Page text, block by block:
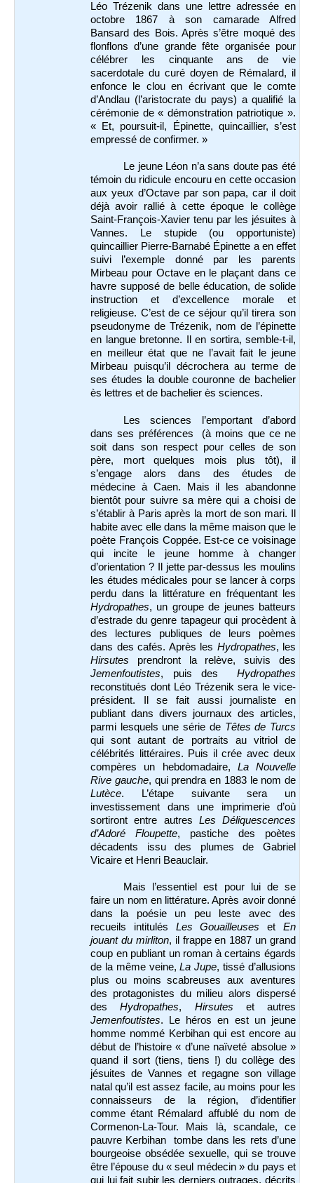
Léo Trézenik dans une lettre adressée en
octobre 1867 à son camarade Alfred
Bansard des Bois. Après s’être moqué des
flonflons d’une grande fête organisée pour
célébrer les cinquante ans de vie
sacerdotale du curé doyen de Rémalard, il
enfonce le clou en écrivant que le comte
d’Andlau (l’aristocrate du pays) a qualifié la
cérémonie de « démonstration patriotique ».
« Et, poursuit-il, Épinette, quincaillier, s’est
empressé de confirmer. »
Le jeune Léon n’a sans doute pas été
témoin du ridicule encouru en cette occasion
aux yeux d’Octave par son papa, car il doit
déjà avoir rallié à cette époque le collège
Saint-François-Xavier tenu par les jésuites à
Vannes. Le stupide (ou opportuniste)
quincaillier Pierre-Barnabé Épinette a en effet
suivi l’exemple donné par les parents
Mirbeau pour Octave en le plaçant dans ce
havre supposé de belle éducation, de solide
instruction et d’excellence morale et
religieuse. C’est de ce séjour qu’il tirera son
pseudonyme de Trézenik, nom de l’épinette
en langue bretonne. Il en sortira, semble-t-il,
en meilleur état que ne l’avait fait le jeune
Mirbeau puisqu’il décrochera au terme de
ses études la double couronne de bachelier
ès lettres et de bachelier ès sciences.
Les sciences l’emportant d’abord
dans ses préférences (à moins que ce ne
soit dans son respect pour celles de son
père, mort quelques mois plus tôt), il
s’engage alors dans des études de
médecine à Caen. Mais il les abandonne
bientôt pour suivre sa mère qui a choisi de
s’établir à Paris après la mort de son mari. Il
habite avec elle dans la même maison que le
poète François Coppée. Est-ce ce voisinage
qui incite le jeune homme à changer
d’orientation ? Il jette par-dessus les moulins
les études médicales pour se lancer à corps
perdu dans la littérature en fréquentant les
Hydropathes, un groupe de jeunes batteurs
d’estrade du genre tapageur qui procèdent à
des lectures publiques de leurs poèmes
dans des cafés. Après les Hydropathes, les
Hirsutes prendront la relève, suivis des
Jemenfoutistes, puis des Hydropathes
reconstitués dont Léo Trézenik sera le vice-
président. Il se fait aussi journaliste en
publiant dans divers journaux des articles,
parmi lesquels une série de Têtes de Turcs
qui sont autant de portraits au vitriol de
célébrités littéraires. Puis il crée avec deux
compères un hebdomadaire, La Nouvelle
Rive gauche, qui prendra en 1883 le nom de
Lutèce. L’étape suivante sera un
investissement dans une imprimerie d’où
sortiront entre autres Les Déliquescences
d’Adoré Floupette, pastiche des poètes
décadents issu des plumes de Gabriel
Vicaire et Henri Beauclair.
Mais l’essentiel est pour lui de se
faire un nom en littérature. Après avoir donné
dans la poésie un peu leste avec des
recueils intitulés Les GouailleusesetEn
jouant du mirliton, il frappe en 1887 un grand
coup en publiant un roman à certains égards
de la même veine,La Jupe, tissé d’allusions
plus ou moins scabreuses aux aventures
des protagonistes du milieu alors dispersé
desHydropathes, Hirsutes et autres
Jemenfoutistes. Le héros en est un jeune
homme nommé Kerbihan qui est encore au
début de l’histoire « d’une naïveté absolue »
quand il sort (tiens, tiens !) du collège des
jésuites de Vannes et regagne son village
natal qu’il est assez facile, au moins pour les
connaisseurs de la région, d’identifier
comme étant Rémalard affublé du nom de
Cormenon-La-Tour. Mais là, scandale, ce
pauvre Kerbihan tombe dans les rets d’une
bourgeoise obsédée sexuelle, qui se trouve
être l’épouse du « seul médecin » du pays et
qui lui fait subir les derniers outrages, décrits